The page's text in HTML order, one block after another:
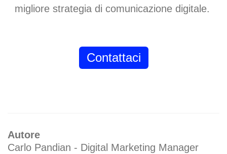
migliore strategia di comunicazione digitale.
Contattaci
Autore
Carlo Pandian - Digital Marketing Manager